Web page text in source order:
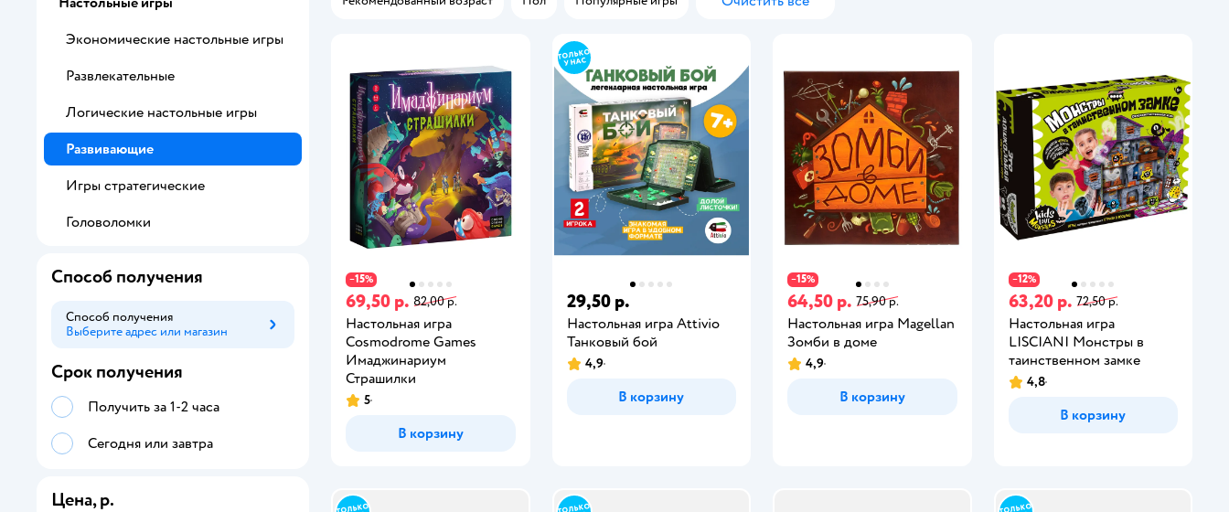
−15%
69,50 р. 82,00 р.
Настольная игра
Cosmodrome Games
Имаджинариум
Страшилки
5
В корзину
29,50 р.
Настольная игра Attivio
Танковый бой
4,9
В корзину
−15%
64,50 р. 75,90 р.
Настольная игра Magellan
Зомби в доме
4,9
В корзину
−12%
63,20 р. 72,50 р.
Настольная игра
LISCIANI Монстры в
таинственном замке
4,8
В корзину
Экономические настольные игры
Развлекательные
Логические настольные игры
Развивающие
Игры стратегические
Головоломки
Способ получения
Способ получения
Выберите адрес или магазин
Способ получения
Срок получения
Получить за 1-2 часа
Сегодня или завтра
Цена, р.